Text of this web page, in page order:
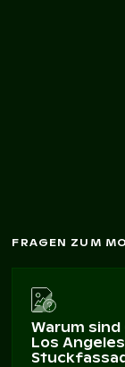
FRAGEN ZUM
Warum
Los